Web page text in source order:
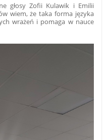
głosy Zofii Kulawik i Emilii
wiem, że taka forma języka
wrażeń i pomaga w nauce